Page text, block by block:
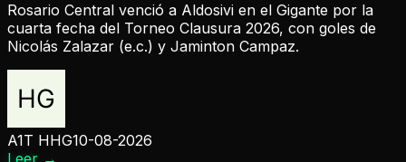
Rosario Central venció a Aldosivi en el Gigante por la
cuarta fecha del Torneo Clausura 2026, con goles de
Nicolás Zalazar (e.c.) y Jaminton Campaz.
A1T HHG10-08-2026
Leer →